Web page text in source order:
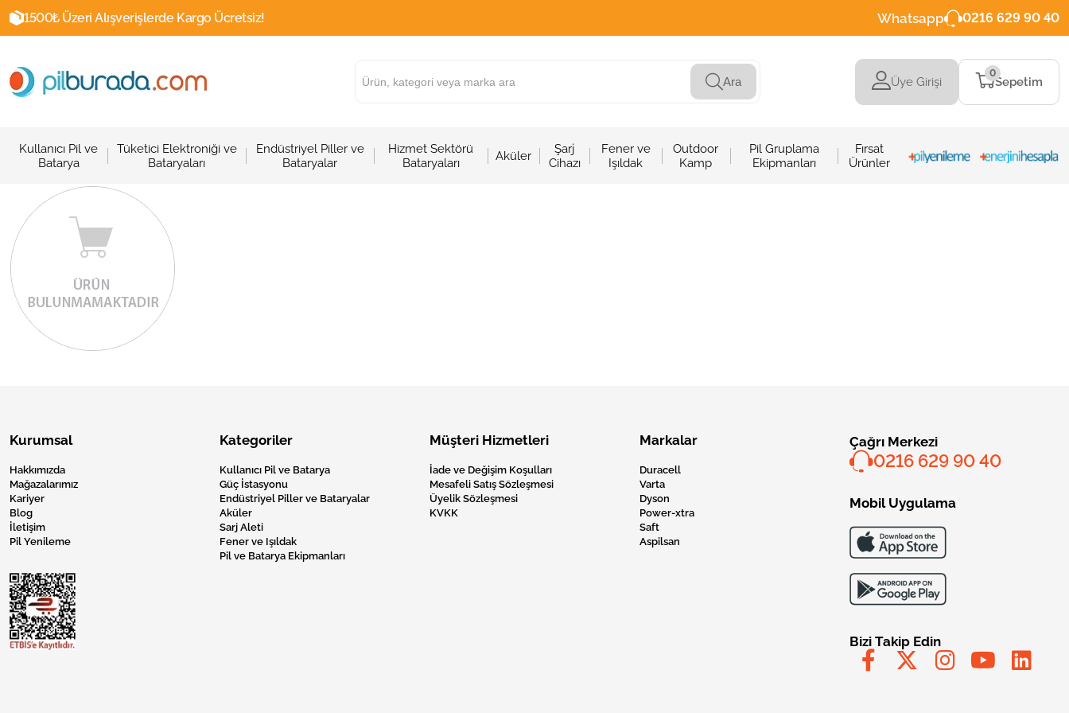
1500₺ Üzeri Alışverişlerde Kargo Ücretsiz! Whatsapp 0216 629 90 40
Ara Üye Girişi Sepetim
0
Kullanıcı Pil ve
Batarya
Tüketici Elektroniği ve
Bataryaları
Endüstriyel Piller ve
Bataryalar
Hizmet Sektörü
Bataryaları
Aküler
Şarj
Cihazı
Fener ve
Işıldak
Outdoor
Kamp
Pil Gruplama
Ekipmanları
Fırsat
Ürünler
Kurumsal
Hakkımızda
Mağazalarımız
Kariyer
Blog
İletişim
Pil Yenileme
Kategoriler
Kullanıcı Pil ve Batarya
Güç İstasyonu
Endüstriyel Piller ve Bataryalar
Aküler
Sarj Aleti
Fener ve Işıldak
Pil ve Batarya Ekipmanları
Müşteri Hizmetleri
İade ve Değişim Koşulları
Mesafeli Satış Sözleşmesi
Üyelik Sözleşmesi
KVKK
Markalar
Duracell
Varta
Dyson
Power-xtra
Saft
Aspilsan
Çağrı Merkezi
0216 629 90 40
Mobil Uygulama
Bizi Takip Edin